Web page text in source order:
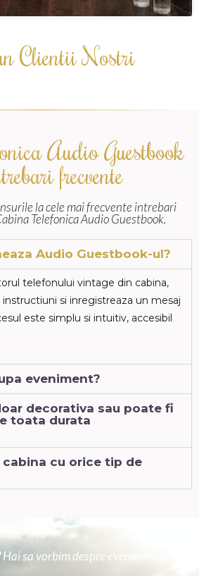
Clientii Nostri
Audio Guestbook
frecvente
la cele mai frecvente intrebari
Telefonica Audio Guestbook.
Audio Guestbook-ul?
telefonului vintage din cabina,
si inregistreaza un mesaj
este simplu si intuitiv, accesibil
eveniment?
decorativa sau poate fi
toata durata
cu orice tip de
sa vorbim despre evenimentul tau.